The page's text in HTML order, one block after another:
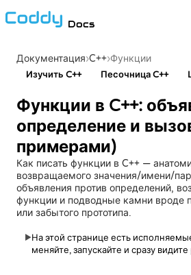
Docs
Документация›C++›Функции
Изучить C++ Песочница C++
Функции в C++:
определение и
примерами)
Как писать функции в C++ —
возвращаемого значения/имени/
объявления против определений,
функции и подводные камни вроде
или забытого прототипа.
▶На этой странице есть
меняйте, запускайте и сразу видите